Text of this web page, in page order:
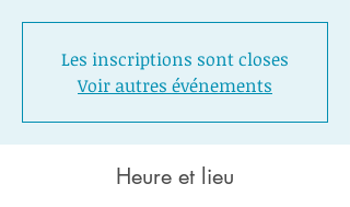
Les inscriptions sont closes
Voir autres événements
Heure et lieu